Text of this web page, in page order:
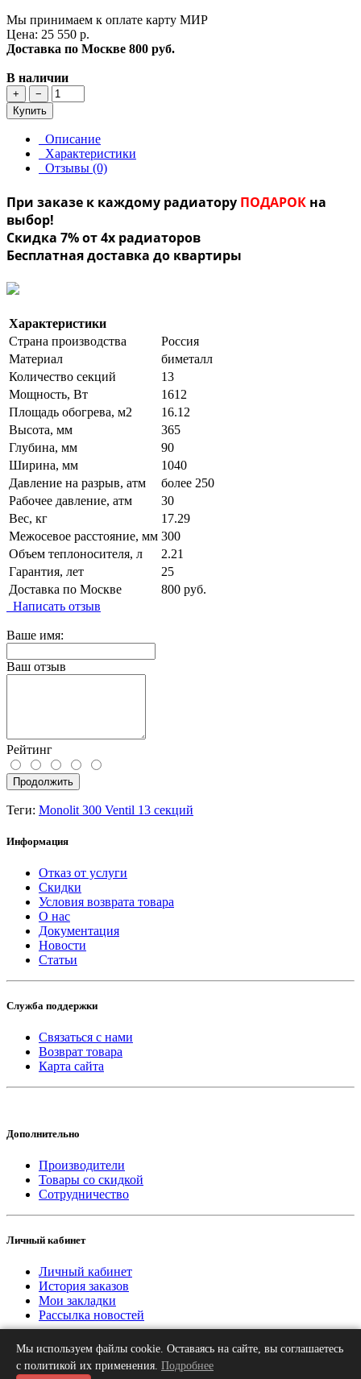
Мы принимаем к оплате карту МИР
Цена: 25 550 р.
Доставка по Москве 800 руб.
В наличии
+
−
Купить
Описание
Характеристики
Отзывы (0)
При заказе к каждому радиатору ПОДАРОК на
выбор!
Скидка 7% от 4х радиаторов
Бесплатная доставка до квартиры
Характеристики
Страна производства
Россия
Материал
биметалл
Количество секций
13
Мощность, Вт
1612
Площадь обогрева, м2
16.12
Высота, мм
365
Глубина, мм
90
Ширина, мм
1040
Давление на разрыв, атм
более 250
Рабочее давление, атм
30
Вес, кг
17.29
Межосевое расстояние, мм 300
Объем теплоносителя, л
2.21
Гарантия, лет
25
Доставка по Москве
800 руб.
Написать отзыв
Ваше имя:
Ваш отзыв
Рейтинг
Продолжить
Теги: Monolit 300 Ventil 13 секций
Информация
Отказ от услуги
Скидки
Условия возврата товара
О нас
Документация
Новости
Статьи
Служба поддержки
Связаться с нами
Возврат товара
Карта сайта
Дополнительно
Производители
Товары со скидкой
Сотрудничество
Личный кабинет
Личный кабинет
История заказов
Мои закладки
Рассылка новостей
2013-2026 © «Рифар Москва»
О нас Оплата Доставка Контакты
Мы используем файлы cookie. Оставаясь на сайте, вы соглашаетесь
с политикой их применения. Подробнее